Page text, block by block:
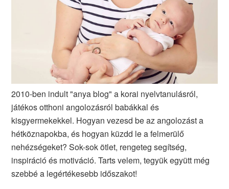
2010-ben indult "anya blog" a korai nyelvtanulásról,
játékos otthoni angolozásról babákkal és
kisgyermekekkel. Hogyan vezesd be az angolozást a
hétköznapokba, és hogyan küzdd le a felmerülő
nehézségeket? Sok-sok ötlet, rengeteg segítség,
inspiráció és motiváció. Tarts velem, tegyük együtt még
szebbé a legértékesebb időszakot!